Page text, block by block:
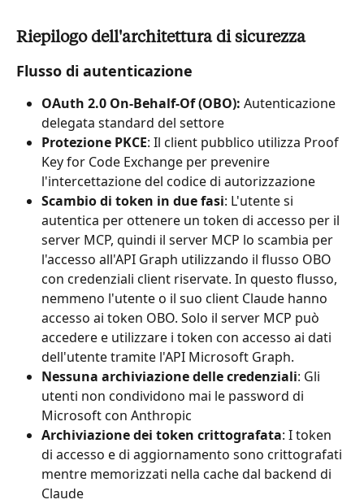
Riepilogo dell'architettura di sicurezza
Flusso di autenticazione
OAuth 2.0 On-Behalf-Of (OBO): Autenticazione
delegata standard del settore
Protezione PKCE: Il client pubblico utilizza Proof
Key for Code Exchange per prevenire
l'intercettazione del codice di autorizzazione
Scambio di token in due fasi: L'utente si
autentica per ottenere un token di accesso per il
server MCP, quindi il server MCP lo scambia per
l'accesso all'API Graph utilizzando il flusso OBO
con credenziali client riservate. In questo flusso,
nemmeno l'utente o il suo client Claude hanno
accesso ai token OBO. Solo il server MCP può
accedere e utilizzare i token con accesso ai dati
dell'utente tramite l'API Microsoft Graph.
Nessuna archiviazione delle credenziali: Gli
utenti non condividono mai le password di
Microsoft con Anthropic
Archiviazione dei token crittografata: I token
di accesso e di aggiornamento sono crittografati
mentre memorizzati nella cache dal backend di
Claude